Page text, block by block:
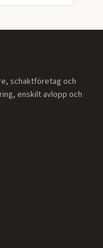
schaktföretag och
enskilt avlopp och